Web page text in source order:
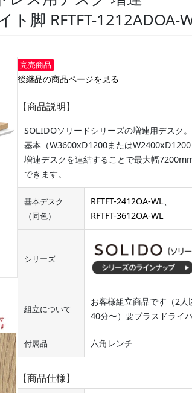
脚 RFTFT-1212ADOA-
完売商品
後継品の商品ページを見る
【商品説明】
SOLIDOソリードシリーズの増連用デスク
基本（W3600xD1200または
増連デスクを連結することで最大幅
できます。
基本デスク
（同色）
RFTFT-2412OA-WL、
RFTFT-3612OA-WL
シリーズ
組立について
お客様組立商品です（2人
40分〜）要プラスドライ
付属品 六角レンチ
【商品仕様】